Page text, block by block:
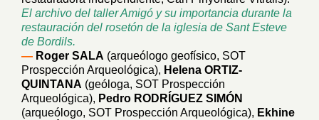
El archivo del taller Amigó y su importancia durante la
restauración del rosetón de la iglesia de Sant Esteve
de Bordils.
— Roger SALA (arqueólogo geofísico, SOT
Prospección Arqueológica), Helena ORTIZ-
QUINTANA (geóloga, SOT Prospección
Arqueológica), Pedro RODRÍGUEZ SIMÓN
(arqueólogo, SOT Prospección Arqueológica), Ekhine